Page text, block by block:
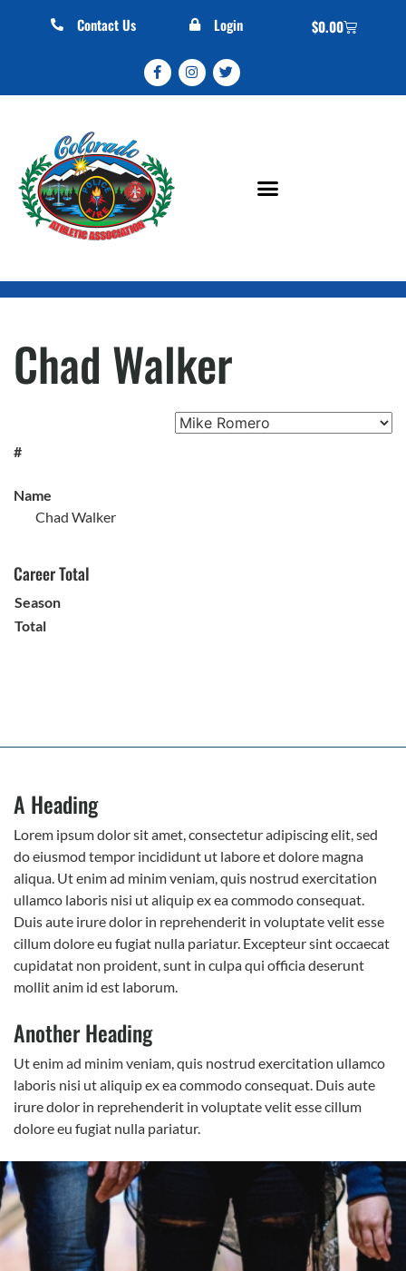
Contact Us Login $0.00
Chad Walker
#
Name
Chad Walker
Career Total
Season
Total
A Heading
Lorem ipsum dolor sit amet, consectetur adipiscing elit, sed
do eiusmod tempor incididunt ut labore et dolore magna
aliqua. Ut enim ad minim veniam, quis nostrud exercitation
ullamco laboris nisi ut aliquip ex ea commodo consequat.
Duis aute irure dolor in reprehenderit in voluptate velit esse
cillum dolore eu fugiat nulla pariatur. Excepteur sint occaecat
cupidatat non proident, sunt in culpa qui officia deserunt
mollit anim id est laborum.
Another Heading
Ut enim ad minim veniam, quis nostrud exercitation ullamco
laboris nisi ut aliquip ex ea commodo consequat. Duis aute
irure dolor in reprehenderit in voluptate velit esse cillum
dolore eu fugiat nulla pariatur.